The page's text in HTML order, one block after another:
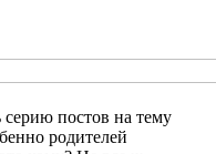
серию постов на тему
родителей